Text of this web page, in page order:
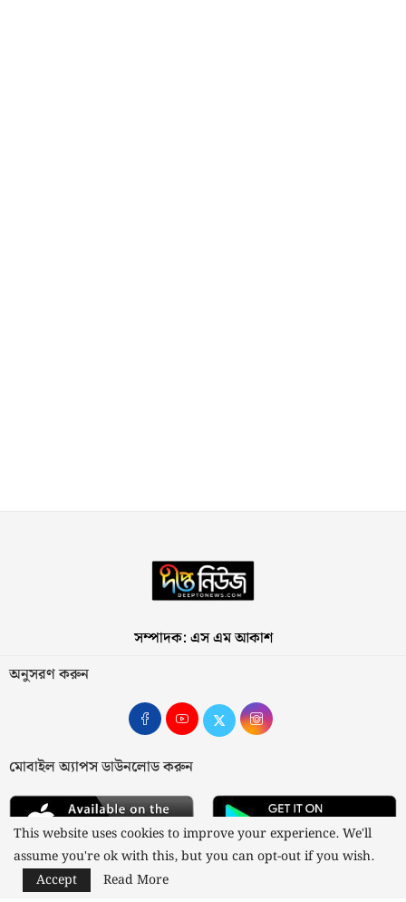
সম্পাদক: এস এম আকাশ
অনুসরণ করুন
মোবাইল অ্যাপস ডাউনলোড করুন
This website uses cookies to improve your experience. We'll
assume you're ok with this, but you can opt-out if you wish.
Accept
Read More